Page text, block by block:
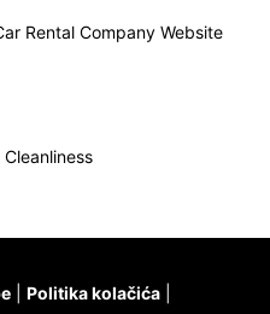
Rental Company Website
Cleanliness
Politika kolačića